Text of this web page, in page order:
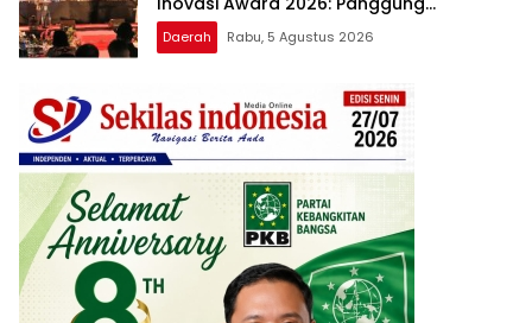
Penghargaan bagi Pelayan Publik
Berprestasi
Daerah Rabu, 5 Agustus 2026